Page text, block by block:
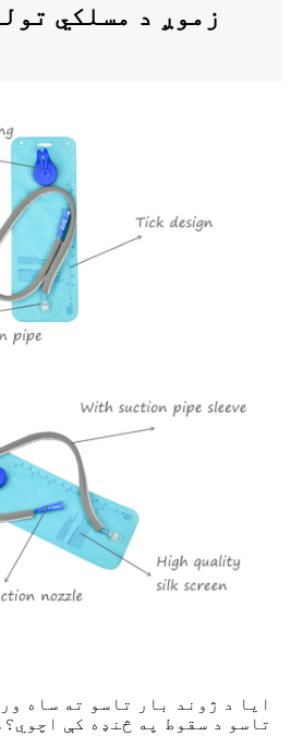
زموږ د مسلکي
ایا د ژوند بار تاسو ته ساه
تاسو د سقوط په څنډه کې